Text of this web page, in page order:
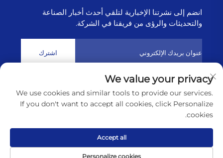
انضم إلى نشرتنا الإخبارية لتلقي أحدث أخبار الصناعة
والتحديثات والرؤى من فريقنا في الشركة.
اشترك
حقوق النشر © 2025 بواسطة شركة لينيונגانغ هايبورن للتكنولوجيا
المحدودةسياسة الخصوصية
We value your privacy
We use cookies and similar tools to provide our services.
If you don't want to accept all cookies, click Personalize
cookies.
Personalize cookies
Accept all